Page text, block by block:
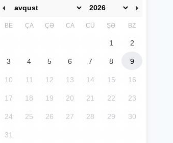
BE ÇA ÇƏ CA CÜ ŞƏ BZ
1 2
3 4 5 6 7 8 9
10 11 12 13 14 15 16
17 18 19 20 21 22 23
24 25 26 27 28 29 30
31